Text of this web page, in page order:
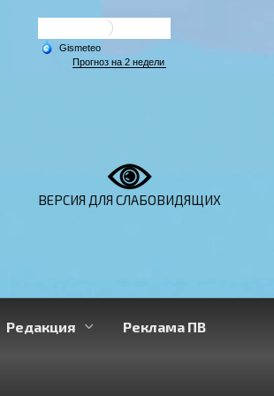
ВЕРСИЯ ДЛЯ СЛАБОВИДЯЩИХ
Редакция Реклама ПВ